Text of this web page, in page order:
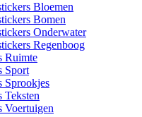
Bloemen
Bomen
Onderwater
Regenboog
Ruimte
Sport
Sprookjes
Teksten
Voertuigen